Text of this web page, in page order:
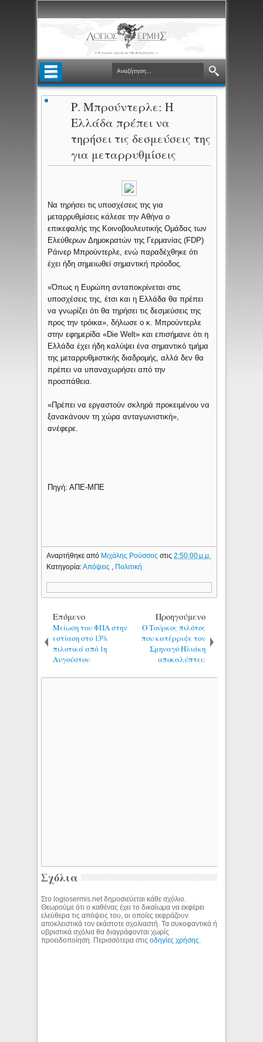
Ρ. Μπρούντερλε: Η
Ελλάδα πρέπει να
τηρήσει τις δεσμεύσεις της
για μεταρρυθμίσεις
Να τηρήσει τις υποσχέσεις της για
μεταρρυθμίσεις κάλεσε την Αθήνα ο
επικεφαλής της Κοινοβουλευτικής Ομάδας των
Ελεύθερων Δημοκρατών της Γερμανίας (FDP)
Ράινερ Μπρούντερλε, ενώ παραδέχθηκε ότι
έχει ήδη σημειωθεί σημαντική πρόοδος.
«Όπως η Ευρώπη ανταποκρίνεται στις
υποσχέσεις της, έτσι και η Ελλάδα θα πρέπει
να γνωρίζει ότι θα τηρήσει τις δεσμεύσεις της
προς την τρόικα», δήλωσε ο κ. Μπρούντερλε
στην εφημερίδα «Die Welt» και επισήμανε ότι η
Ελλάδα έχει ήδη καλύψει ένα σημαντικό τμήμα
της μεταρρυθμιστικής διαδρομής, αλλά δεν θα
πρέπει να υπαναχωρήσει από την
προσπάθεια.
«Πρέπει να εργαστούν σκληρά προκειμένου να
ξανακάνουν τη χώρα ανταγωνιστική»,
ανέφερε.
Πηγή: ΑΠΕ-ΜΠΕ
Αναρτήθηκε από Μιχάλης Ρούσσοςστις2:50:00 μ.μ.
Κατηγορία:Απόψεις Πολιτική
Επόμενο
Μείωση του ΦΠΑ στην
εστίαση στο 13%
πιλοτικά από 1η
Αυγούστου
Προηγούμενο
Ο Τούρκος πιλότος
που κατέρριψε τον
Σμηναγό Ηλιάκη
αποκαλύπτει:
Σχόλια
Στο logiosermis.net δημοσιεύεται κάθε σχόλιο.
Θεωρούμε ότι ο καθένας έχει το δικαίωμα να εκφέρει
ελεύθερα τις απόψεις του, οι οποίες εκφράζουν
αποκλειστικά τον εκάστοτε σχολιαστή. Τα συκοφαντικά ή
υβριστικά σχόλια θα διαγράφονται χωρίς
προειδοποίηση. Περισσότερα στιςοδηγίες χρήσης